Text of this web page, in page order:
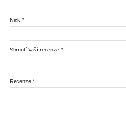
*
Nick
*
Shrnutí Vaší recenze
*
Recenze